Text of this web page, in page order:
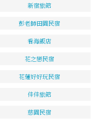
新宿旅館
彭老師田園民宿
看海飯店
花之戀民宿
花蓮好好玩民宿
佳佳旅館
慈園民宿